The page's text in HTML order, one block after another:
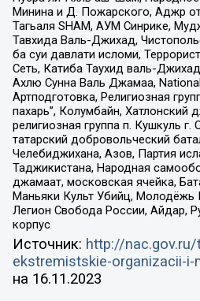
Минина и Д. Пожарского, Аджр от
Тагьаля SHAM, АУМ Синрике,
Тавхида Валь-Джихад,
ба суи давлати исломи,
Сеть, Катиба Таухид валь-
Ахлю Сунна Валь Джамаа,
Артподготовка, Религиозная
пахарь”, Колумбайн, Хатлонский
религиозная группа п. Кушкуль
татарский добровольческий
Челебиджихана, Азов, Партия
Таджикистана, Народная
джамаат, московская ячейка,
Маньяки Культ Убийц, Молодёжь
Легион Свобода России, Айдар,
корпус
Источник: http://
ekstremistskie-organizacii-i-
на 16.11.2023